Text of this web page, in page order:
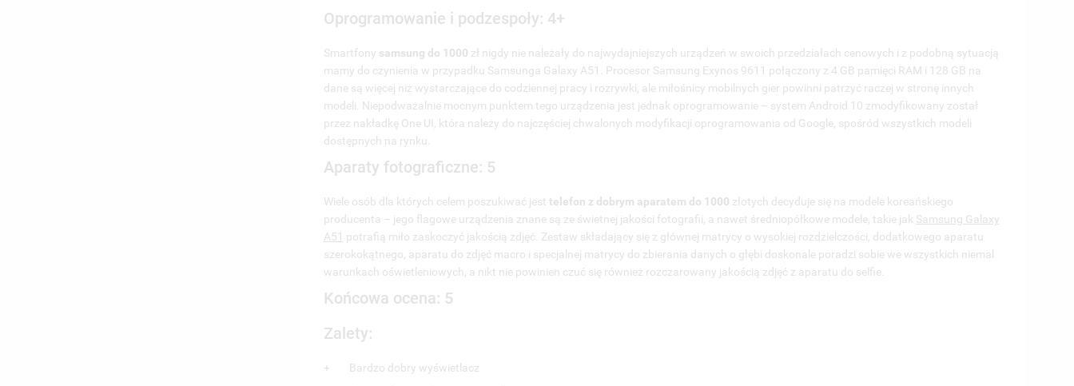
Oprogramowanie i podzespoły: 4+
Smartfony samsung do 1000 zł nigdy nie należały do najwydajniejszych urządzeń w swoich przedziałach cenowych i z podobną sytuacją
mamy do czynienia w przypadku Samsunga Galaxy A51. Procesor Samsung Exynos 9611 połączony z 4 GB pamięci RAM i 128 GB na
dane są więcej niż wystarczające do codziennej pracy i rozrywki, ale miłośnicy mobilnych gier powinni patrzyć raczej w stronę innych
modeli. Niepodważalnie mocnym punktem tego urządzenia jest jednak oprogramowanie – system Android 10 zmodyfikowany został
przez nakładkę One UI, która należy do najczęściej chwalonych modyfikacji oprogramowania od Google, spośród wszystkich modeli
dostępnych na rynku.
Aparaty fotograficzne: 5
Wiele osób dla których celem poszukiwać jest telefon z dobrym aparatem do 1000 złotych decyduje się na modele koreańskiego
producenta – jego flagowe urządzenia znane są ze świetnej jakości fotografii, a nawet średniopółkowe modele, takie jak Samsung Galaxy
A51 potrafią miło zaskoczyć jakością zdjęć. Zestaw składający się z głównej matrycy o wysokiej rozdzielczości, dodatkowego aparatu
szerokokątnego, aparatu do zdjęć macro i specjalnej matrycy do zbierania danych o głębi doskonale poradzi sobie we wszystkich niemal
warunkach oświetleniowych, a nikt nie powinien czuć się również rozczarowany jakością zdjęć z aparatu do selfie.
Końcowa ocena: 5
Zalety:
+
Bardzo dobry wyświetlacz